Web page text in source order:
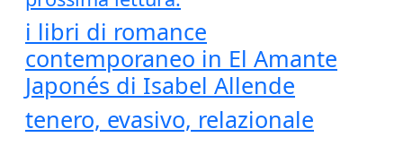
i libri di romance
contemporaneo in El Amante
Japonés di Isabel Allende
tenero, evasivo, relazionale